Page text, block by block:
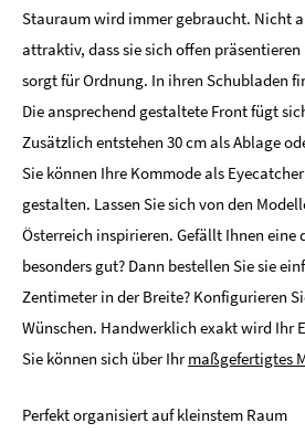
Stauraum wird immer gebraucht. Nicht
attraktiv, dass sie sich offen präsentieren
sorgt für Ordnung. In ihren Schubladen
Die ansprechend gestaltete Front fügt
Zusätzlich entstehen 30 cm als Ablage
Sie können Ihre Kommode als
gestalten. Lassen Sie sich von den
Österreich inspirieren. Gefällt Ihnen eine
besonders gut? Dann bestellen Sie sie
Zentimeter in der Breite? Konfigurieren
Wünschen. Handwerklich exakt wird Ihr
Sie können sich über Ihrmaßgefertigtes
Perfekt organisiert auf kleinstem Raum